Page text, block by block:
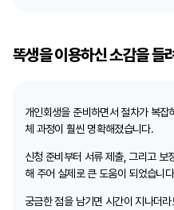
똑생을 이용하신 소감을 들
개인회생을 준비하면서 절차가 복
체 과정이 훨씬 명확해졌습니다.
신청 준비부터 서류 제출, 그리고 보
해 주어 실제로 큰 도움이 되었습니
궁금한 점을 남기면 시간이 지나더